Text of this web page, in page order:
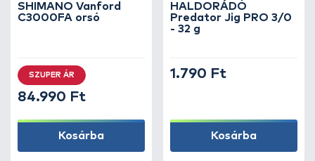
SHIMANO Vanford
C3000FA orsó
SZUPER ÁR
84.990 Ft
Kosárba
HALDORÁDÓ
Predator Jig PRO 3/0
- 32 g
1.790 Ft
Kosárba